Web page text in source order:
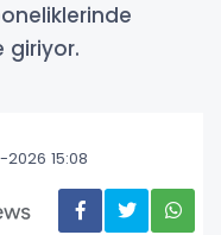
giriyor.
15:08